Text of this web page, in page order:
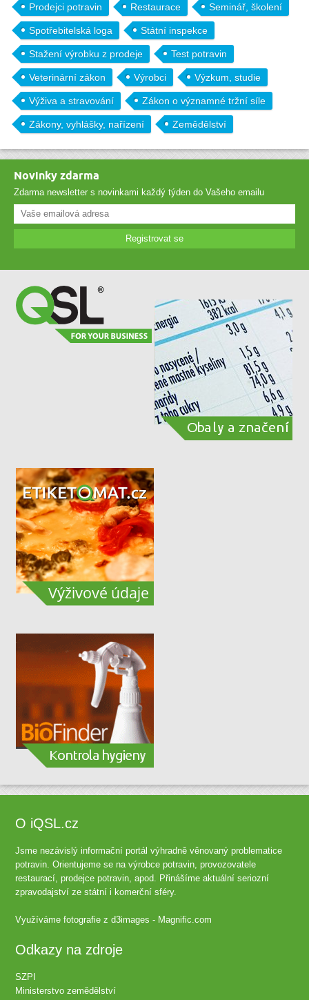
Prodejci potravin Restaurace Seminář, školení
Spotřebitelská loga Státní inspekce
Stažení výrobku z prodeje Test potravin
Veterinární zákon Výrobci Výzkum, studie
Výživa a stravování Zákon o významné tržní síle
Zákony, vyhlášky, nařízení Zemědělství
Novinky zdarma
Zdarma newsletter s novinkami každý týden do Vašeho emailu
Registrovat se
O iQSL.cz
Jsme nezávislý informační portál výhradně věnovaný problematice
potravin. Orientujeme se na výrobce potravin, provozovatele
restaurací, prodejce potravin, apod. Přinášíme aktuální seriozní
zpravodajství ze státní i komerční sféry.
Využíváme fotografie zd3images - Magnific.com
Odkazy na zdroje
SZPI
Ministerstvo zemědělství